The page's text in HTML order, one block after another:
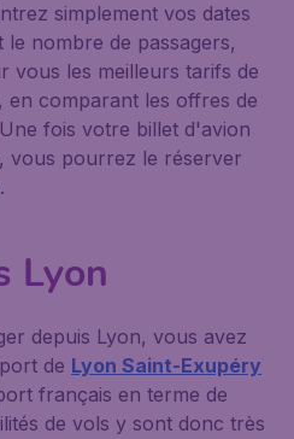
simplement vos dates
le nombre de passagers,
vous les meilleurs tarifs de
en comparant les offres de
fois votre billet d'avion
vous pourrez le réserver
Lyon
depuis Lyon, vous avez
de Lyon Saint-Exupéry
français en terme de
de vols y sont donc très